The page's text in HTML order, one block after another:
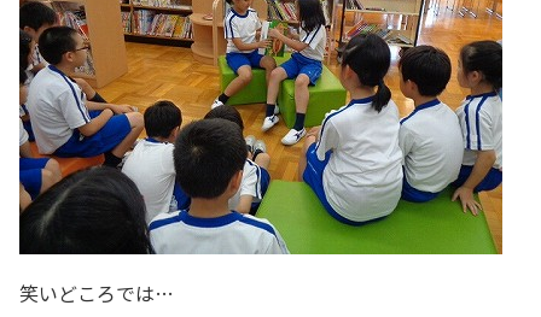
笑いどころでは…